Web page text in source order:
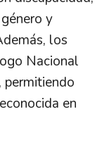
y
los
Nacional
permitiendo
en